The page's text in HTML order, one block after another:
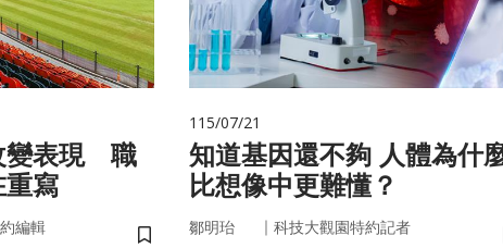
變表現 職
重寫
編輯
115/07/21
知道基因還不夠 人體為什麼
比想像中更難懂？
鄒明珆 ｜ 科技大觀園特約記者